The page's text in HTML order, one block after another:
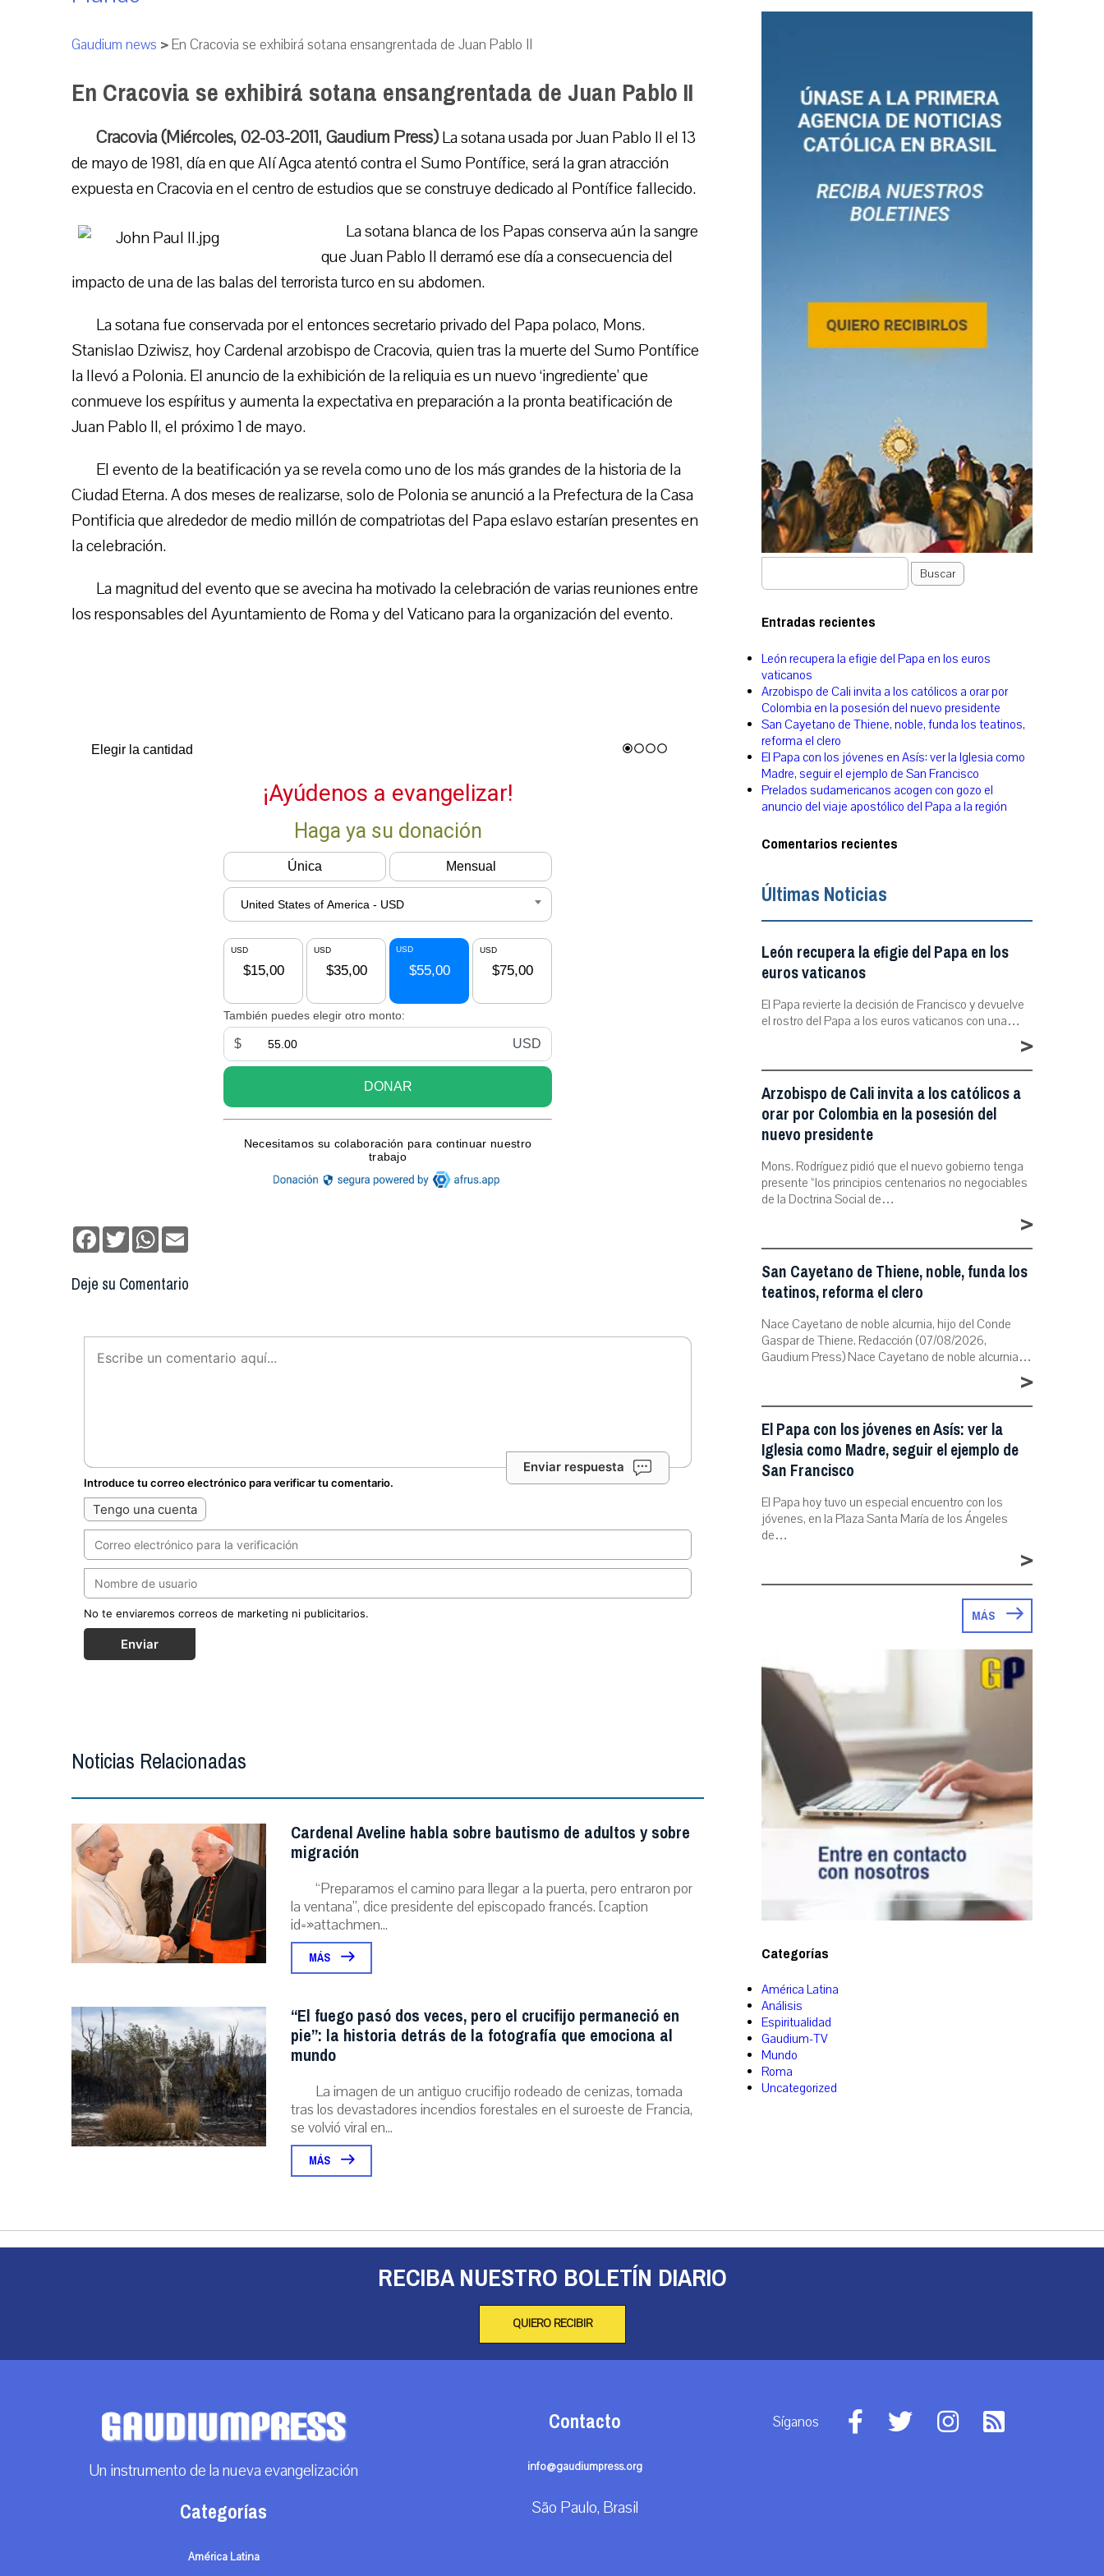
Gaudium news >En Cracovia se exhibirá sotana ensangrentada de Juan Pablo II
En Cracovia se exhibirá sotana ensangrentada de Juan Pablo II
Cracovia (Miércoles, 02-03-2011, Gaudium Press)La sotana usada por Juan Pablo II el 13
de mayo de 1981, día en que Alí Agca atentó contra el Sumo Pontífice, será la gran atracción
expuesta en Cracovia en el centro de estudios que se construye dedicado al Pontífice fallecido.
La sotana blanca de los Papas conserva aún la sangre
que Juan Pablo II derramó ese día a consecuencia del
impacto de una de las balas del terrorista turco en su abdomen.
La sotana fue conservada por el entonces secretario privado del Papa polaco, Mons.
Stanislao Dziwisz, hoy Cardenal arzobispo de Cracovia, quien tras la muerte del Sumo Pontífice
la llevó a Polonia. El anuncio de la exhibición de la reliquia es un nuevo ‘ingrediente’ que
conmueve los espíritus y aumenta la expectativa en preparación a la pronta beatificación de
Juan Pablo II, el próximo 1 de mayo.
El evento de la beatificación ya se revela como uno de los más grandes de la historia de la
Ciudad Eterna. A dos meses de realizarse, solo de Polonia se anunció a la Prefectura de la Casa
Pontificia que alrededor de medio millón de compatriotas del Papa eslavo estarían presentes en
la celebración.
La magnitud del evento que se avecina ha motivado la celebración de varias reuniones entre
los responsables del Ayuntamiento de Roma y del Vaticano para la organización del evento.
Facebook
TwitterWhatsApp
Deje su Comentario
Enviar respuesta
Introduce tu correo electrónico para verificar tu comentario.
Tengo una cuenta
No te enviaremos correos de marketing ni publicitarios.
Enviar
Noticias Relacionadas
Cardenal Aveline habla sobre bautismo de adultos y sobre
migración
“Preparamos el camino para llegar a la puerta, pero entraron por
la ventana”, dice presidente del episcopado francés. [caption
id=»attachmen...
MÁS
“El fuego pasó dos veces, pero el crucifijo permaneció en
pie”: la historia detrás de la fotografía que emociona al
mundo
La imagen de un antiguo crucifijo rodeado de cenizas, tomada
tras los devastadores incendios forestales en el suroeste de Francia,
se volvió viral en...
MÁS
Buscar
Entradas recientes
León recupera la efigie del Papa en los euros
vaticanos
Arzobispo de Cali invita a los católicos a orar por
Colombia en la posesión del nuevo presidente
San Cayetano de Thiene, noble, funda los teatinos,
reforma el clero
El Papa con los jóvenes en Asís: ver la Iglesia como
Madre, seguir el ejemplo de San Francisco
Prelados sudamericanos acogen con gozo el
anuncio del viaje apostólico del Papa a la región
Comentarios recientes
Últimas Noticias
León recupera la efigie del Papa en los
euros vaticanos
El Papa revierte la decisión de Francisco y devuelve
el rostro del Papa a los euros vaticanos con una…
>
Arzobispo de Cali invita a los católicos a
orar por Colombia en la posesión del
nuevo presidente
Mons. Rodríguez pidió que el nuevo gobierno tenga
presente “los principios centenarios no negociables
de la Doctrina Social de…
>
San Cayetano de Thiene, noble, funda los
teatinos, reforma el clero
Nace Cayetano de noble alcurnia, hijo del Conde
Gaspar de Thiene. Redacción (07/08/2026,
Gaudium Press) Nace Cayetano de noble alcurnia…
>
El Papa con los jóvenes en Asís: ver la
Iglesia como Madre, seguir el ejemplo de
San Francisco
El Papa hoy tuvo un especial encuentro con los
jóvenes, en la Plaza Santa María de los Ángeles
de…
>
MÁS
Categorías
América Latina
Análisis
Espiritualidad
Gaudium-TV
Mundo
Roma
Uncategorized
RECIBA NUESTRO BOLETÍN DIARIO
QUIERO RECIBIR
Un instrumento de la nueva evangelización
Categorías
América Latina
Contacto
info@gaudiumpress.org
São Paulo, Brasil
Síganos